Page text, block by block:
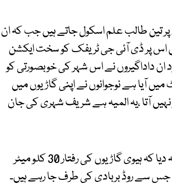
تین طالب علم اسکول جاتے ہیں جب کہ ان
اس پر ڈی آئی جی ٹریفک کو سخت ایکشن
داداگیروں نے اس شہر کی خوبصورتی کو
آیا ہے نوجوانوں نے اپنی گاڑیوں میں
آتا ،یہ المیہ ہے شریف شہری کی جان
سندھ کے وزیر اعلیٰ مراد علی شاہ نے تو یہاں تک کہہ دیا کہ ہیوی گاڑیوں کی رفتار 30 کلو میٹر
جس سے روڈ بربادی کی طرف جا رہے ہیں۔